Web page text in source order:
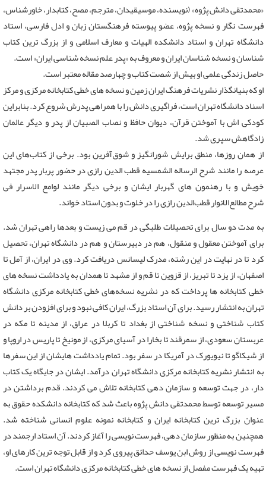
«محمدتقی دانش ‌پژوه» (نویسنده، موسیقیدان، مترجم، مصح، کتابدار، خاورشناس،
فهرست نگار و نسخه پژوه، عضو پیوسته فرهنگستان زبان و ادل فارسی، استاد
دانشگاه تهران و استاد دانشکده الهیات و معارف اسلامی و از بزرگ ‌ترین کتاب
‌شناسان و نسخه ‌شناسان ایران و معروف به «پدر علم نسخه شناسی ایران» است.
حاصل زندگی علمی او بیش از شصت کتاب و چهارصد مقاله معتبر است.
او که بنیانگذار نشریات فرهنگ ایران زمین و نسخه های خطی کتابخانه مرکزی و مرکز
اسناد دانشگاه تهران است، فراگیری دانش را با همراهی پدر‌ش شروع کرد. بنابراین
کودکی‌ اش با آموختن قرآن، دیوان حافظ و نصاب ‌الصبیان از پدر و دیگر عالمان
زادگاهش سپری شد.
از همان روزها، منطق برایش شورانگیز و شوق‌آفرین بود. برخی از کتاب‌های این
عرصه را مانند شرح الرساله الشمسیه قطب الدین رازی در حضور پربار پدر مجتهد
خویش و با رهنمون ‌های گهربار ایشان و برخی دیگر مانند لوامع الاسرار فی
شرح مطالع‌الانوار قطب‌الدین رازی را در خلوت و بدون استاد خواند.
به مدت دو سال برای تحصیلات طلبگی در قم می‌ زیست و بعدها راهی تهران شد.
برای آموختن معقول و منقول، هم در دبیرستان و هم در دانشگاه تهران، تحصیل
کرد تا در نهایت در این رشته، مدرک لیسانس دریافت کرد. وی در ایران، از آمل تا
اصفهان، از یزد تا تبریز، از قزوین تا قم و از مشهد تا همدان به یادداشت نسخه ‌های
خطی کتابخانه ‌ها پرداخت که در نشریه نسخه‌های خطی کتابخانه مرکزی دانشگاه
تهران به انتشار رسید. برای آن استاد بزرگ، ایران کافی نبود و برای افزودن بر دانش
کتاب ‌شناختی و نسخه ‌شناختی از بغداد تا کربلا در عراق، از مدینه تا مکه در
عربستان سعودی، از سمرقند تا بخارا در آسیای مرکزی، از مونیخ تا پاریس در اروپا و
از شیکاگو تا نیویورک در آمریکا در سفر بود. تمام یادداشت‌ هایشان از این سفرها
به انتشار نشریه کتابخانه مرکزی دانشگاه تهران درآمد. ایشان در جایگاه یک کتاب
دار، در جهت توسعه و سازمان ‌دهی کتابخانه تلاش می‌ کردند. قدم برداشتن در
مسیر توسعه توسط محمدتقی دانش ‌پژوه باعث شد که کتابخانه‌‌ دانشکده حقوق به
عنوان بزرگ‌ ترین کتابخانه‌ ایران و کتابخانه‌ نمونه علوم انسانی شناخته شد.
همچنین به منظور سازمان‌ دهی، فهرست‌ نویسی را آغاز کردند. آن استاد ارجمند در
فهرست ‌نویسی از روش ابن یوسف حدائق پیروی کرد و از قابل توجه ‌ترین کارهای او،
تهیه‌ یک فهرست مفصل از نسخه‌ های خطی کتابخانه‌ مرکزی دانشگاه تهران است.